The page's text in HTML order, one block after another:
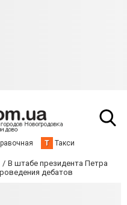
Т Такси
В штабе президента Петра
дебатов